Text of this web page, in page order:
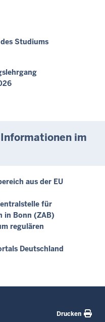
Studiums
im
aus der EU
für
in Bonn (ZAB)
regulären
Deutschland
Drucken